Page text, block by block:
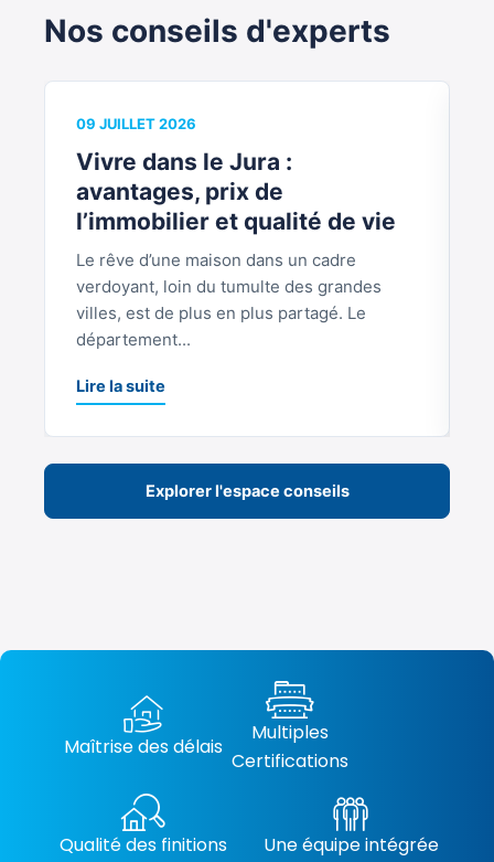
Nos conseils d'experts
09 JUILLET 2026
Vivre dans le Jura :
avantages, prix de
l’immobilier et qualité de vie
Le rêve d’une maison dans un cadre
verdoyant, loin du tumulte des grandes
villes, est de plus en plus partagé. Le
département...
Lire la suite
Explorer l'espace conseils
Maîtrise des délais
Multiples
Certifications
Qualité des finitions Une équipe intégrée